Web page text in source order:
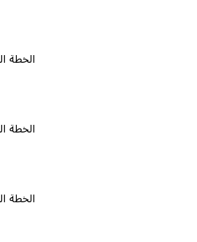
الخطة المجانية
الخطة المجانية
الخطة المجانية